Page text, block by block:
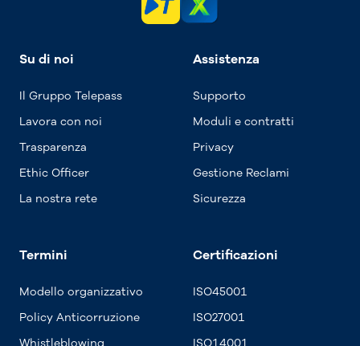
Su di noi
Il Gruppo Telepass
Lavora con noi
Trasparenza
Ethic Officer
La nostra rete
Assistenza
Supporto
Moduli e contratti
Privacy
Gestione Reclami
Sicurezza
Termini
Modello organizzativo
Policy Anticorruzione
Certificazioni
ISO45001
ISO27001